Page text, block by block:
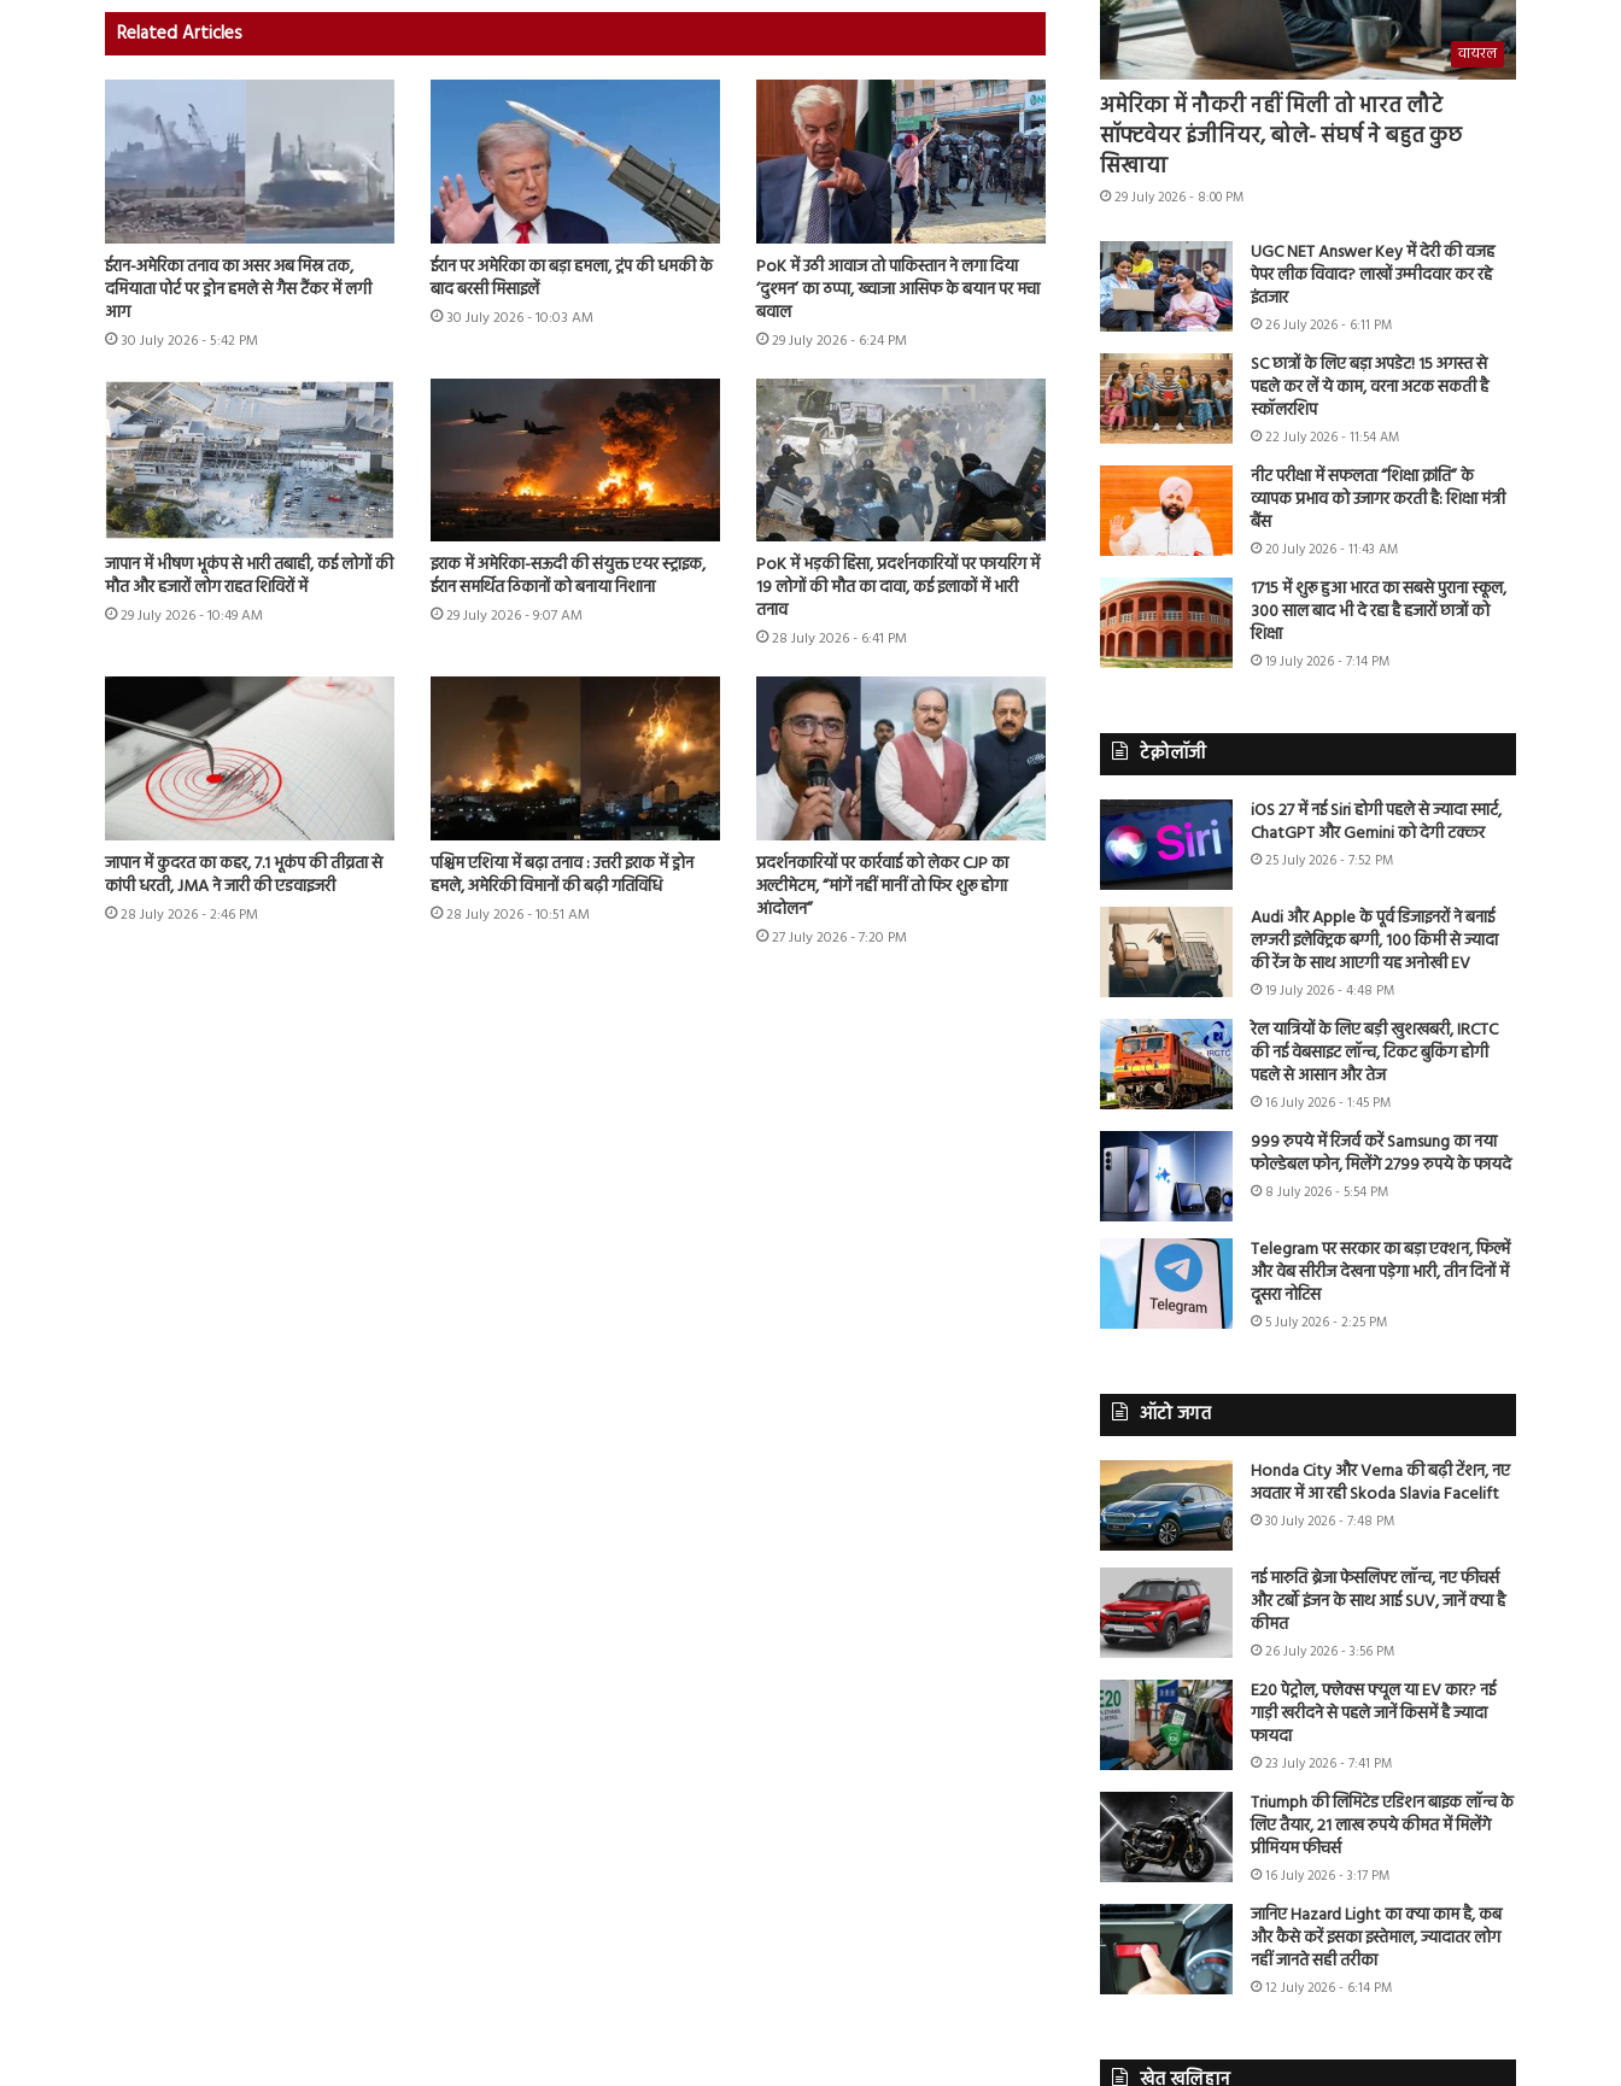
Related Articles
ईरान-अमेरिका तनाव का असर अब मिस्र तक,
दमियाता पोर्ट पर ड्रोन हमले से गैस टैंकर में लगी
आग
30 July 2026 - 5:42 PM
ईरान पर अमेरिका का बड़ा हमला, ट्रंप की धमकी के
बाद बरसी मिसाइलें
30 July 2026 - 10:03 AM
PoK में उठी आवाज तो पाकिस्तान ने लगा दिया
‘दुश्मन’ का ठप्पा, ख्वाजा आसिफ के बयान पर मचा
बवाल
29 July 2026 - 6:24 PM
जापान में भीषण भूकंप से भारी तबाही, कई लोगों की
मौत और हजारों लोग राहत शिविरों में
29 July 2026 - 10:49 AM
इराक में अमेरिका-सऊदी की संयुक्त एयर स्ट्राइक,
ईरान समर्थित ठिकानों को बनाया निशाना
29 July 2026 - 9:07 AM
PoK में भड़की हिंसा, प्रदर्शनकारियों पर फायरिंग में
19 लोगों की मौत का दावा, कई इलाकों में भारी
तनाव
28 July 2026 - 6:41 PM
जापान में कुदरत का कहर, 7.1 भूकंप की तीव्रता से
कांपी धरती, JMA ने जारी की एडवाइजरी
28 July 2026 - 2:46 PM
पश्चिम एशिया में बढ़ा तनाव : उत्तरी इराक में ड्रोन
हमले, अमेरिकी विमानों की बढ़ी गतिविधि
28 July 2026 - 10:51 AM
प्रदर्शनकारियों पर कार्रवाई को लेकर CJP का
अल्टीमेटम, “मांगें नहीं मानीं तो फिर शुरू होगा
आंदोलन”
27 July 2026 - 7:20 PM
वायरल
अमेरिका में नौकरी नहीं मिली तो भारत लौटे
सॉफ्टवेयर इंजीनियर, बोले- संघर्ष ने बहुत कुछ
सिखाया
29 July 2026 - 8:00 PM
UGC NET Answer Key में देरी की वजह
पेपर लीक विवाद? लाखों उम्मीदवार कर रहे
इंतजार
26 July 2026 - 6:11 PM
SC छात्रों के लिए बड़ा अपडेट! 15 अगस्त से
पहले कर लें ये काम, वरना अटक सकती है
स्कॉलरशिप
22 July 2026 - 11:54 AM
नीट परीक्षा में सफलता “शिक्षा क्रांति” के
व्यापक प्रभाव को उजागर करती है: शिक्षा मंत्री
बैंस
20 July 2026 - 11:43 AM
1715 में शुरू हुआ भारत का सबसे पुराना स्कूल,
300 साल बाद भी दे रहा है हजारों छात्रों को
शिक्षा
19 July 2026 - 7:14 PM
टेक्नोलॉजी
iOS 27 में नई Siri होगी पहले से ज्यादा स्मार्ट,
ChatGPT और Gemini को देगी टक्कर
25 July 2026 - 7:52 PM
Audi और Apple के पूर्व डिजाइनरों ने बनाई
लग्जरी इलेक्ट्रिक बग्गी, 100 किमी से ज्यादा
की रेंज के साथ आएगी यह अनोखी EV
19 July 2026 - 4:48 PM
रेल यात्रियों के लिए बड़ी खुशखबरी, IRCTC
की नई वेबसाइट लॉन्च, टिकट बुकिंग होगी
पहले से आसान और तेज
16 July 2026 - 1:45 PM
999 रुपये में रिजर्व करें Samsung का नया
फोल्डेबल फोन, मिलेंगे 2799 रुपये के फायदे
8 July 2026 - 5:54 PM
Telegram पर सरकार का बड़ा एक्शन, फिल्में
और वेब सीरीज देखना पड़ेगा भारी, तीन दिनों में
दूसरा नोटिस
5 July 2026 - 2:25 PM
ऑटो जगत
Honda City और Verna की बढ़ी टेंशन, नए
अवतार में आ रही Skoda Slavia Facelift
30 July 2026 - 7:48 PM
नई मारुति ब्रेजा फेसलिफ्ट लॉन्च, नए फीचर्स
और टर्बो इंजन के साथ आई SUV, जानें क्या है
कीमत
26 July 2026 - 3:56 PM
E20 पेट्रोल, फ्लेक्स फ्यूल या EV कार? नई
गाड़ी खरीदने से पहले जानें किसमें है ज्यादा
फायदा
23 July 2026 - 7:41 PM
Triumph की लिमिटेड एडिशन बाइक लॉन्च के
लिए तैयार, 21 लाख रुपये कीमत में मिलेंगे
प्रीमियम फीचर्स
16 July 2026 - 3:17 PM
जानिए Hazard Light का क्या काम है, कब
और कैसे करें इसका इस्तेमाल, ज्यादातर लोग
नहीं जानते सही तरीका
12 July 2026 - 6:14 PM